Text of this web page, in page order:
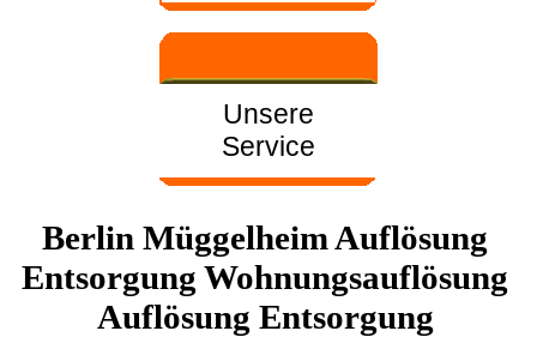
Unsere
Service
Berlin Müggelheim Auflösung
Entsorgung Wohnungsauflösung
Auflösung Entsorgung